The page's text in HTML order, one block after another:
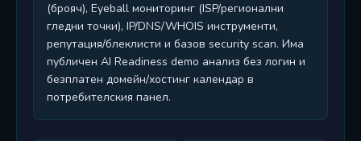
(брояч), Eyeball мониторинг (ISP/регионални
гледни точки), IP/DNS/WHOIS инструменти,
репутация/блеклисти и базов security scan. Има
публичен AI Readiness demo анализ без логин и
безплатен домейн/хостинг календар в
потребителския панел.